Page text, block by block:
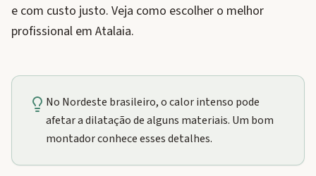
e com custo justo. Veja como escolher o melhor
profissional em Atalaia.
No Nordeste brasileiro, o calor intenso pode
afetar a dilatação de alguns materiais. Um bom
montador conhece esses detalhes.